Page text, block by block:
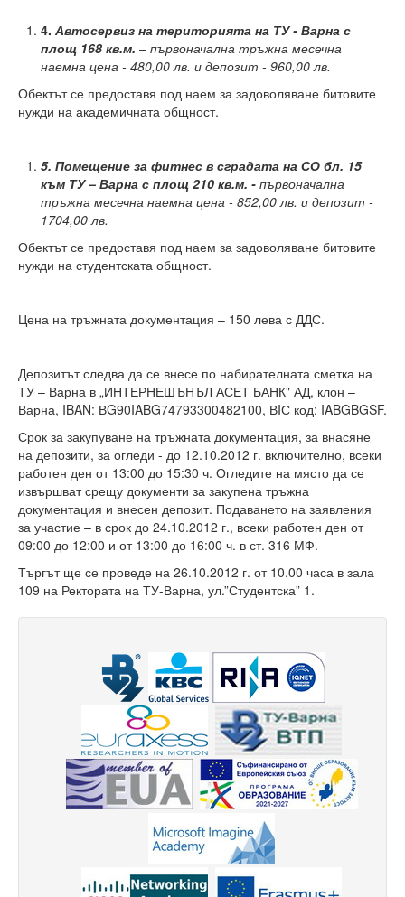
Научноизследователски институт
Отдели и Центрове
Високотехнологичен парк
Библиотека
Спортен комплекс
Студентски стол
Общежития
Безжичен интернет
Сертификати
Одити
Избори
Защита на личните данни
ЗЗЛПСПОИН
Декларация за достъпност
Достъп до информация
Нормативни документи
Научна дейност
Научни проекти
Бюлетин с проектна информация
Конкурси за научни проекти
Научноизследователски институт
4. Автосервиз на територията на ТУ - Варна с
площ 168 кв.м. – първоначална тръжна месечна
наемна цена - 480,00 лв. и депозит - 960,00 лв.
Обектът се предоставя под наем за задоволяване битовите
нужди на академичната общност.
5. Помещение за фитнес в сградата на СО бл. 15
към ТУ – Варна с площ 210 кв.м. - първоначална
тръжна месечна наемна цена - 852,00 лв. и депозит -
1704,00 лв.
Обектът се предоставя под наем за задоволяване битовите
нужди на студентската общност.
Цена на тръжната документация – 150 лева с ДДС.
Депозитът следва да се внесе по набирателната сметка на
ТУ – Варна в „ИНТЕРНЕШЪНЪЛ АСЕТ БАНК" АД, клон –
Варна, IBAN: ВG90IABG74793300482100, ВIС код: IABGBGSF.
Срок за закупуване на тръжната документация, за внасяне
на депозити, за огледи - до 12.10.2012 г. включително, всеки
работен ден от 13:00 до 15:30 ч. Огледите на място да се
извършват срещу документи за закупена тръжна
документация и внесен депозит. Подаването на заявления
за участие – в срок до 24.10.2012 г., всеки работен ден от
09:00 до 12:00 и от 13:00 до 16:00 ч. в ст. 316 МФ.
Търгът ще се проведе на 26.10.2012 г. от 10.00 часа в зала
109 на Ректората на ТУ-Варна, ул.”Студентска” 1.